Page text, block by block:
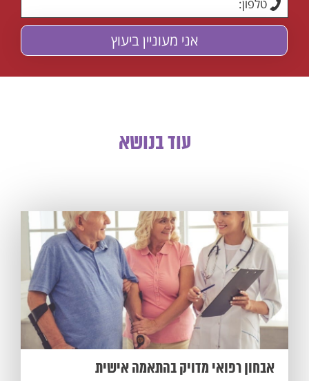
עוד בנושא
אבחון רפואי מדויק בהתאמה אישית